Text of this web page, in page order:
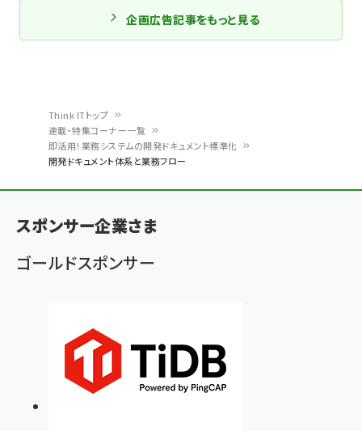
く
ず
Think ITトップ
連載・特集コーナー一覧
即活用！業務システムの開発ドキュメント標準化
開発ドキュメント体系と業務フロー
企画広告記事をもっと見る
スポンサー企業さま
ゴールドスポンサー